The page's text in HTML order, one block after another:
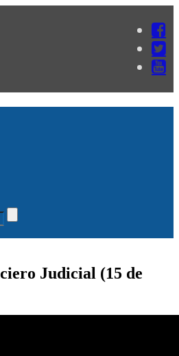
Judicial (15 de